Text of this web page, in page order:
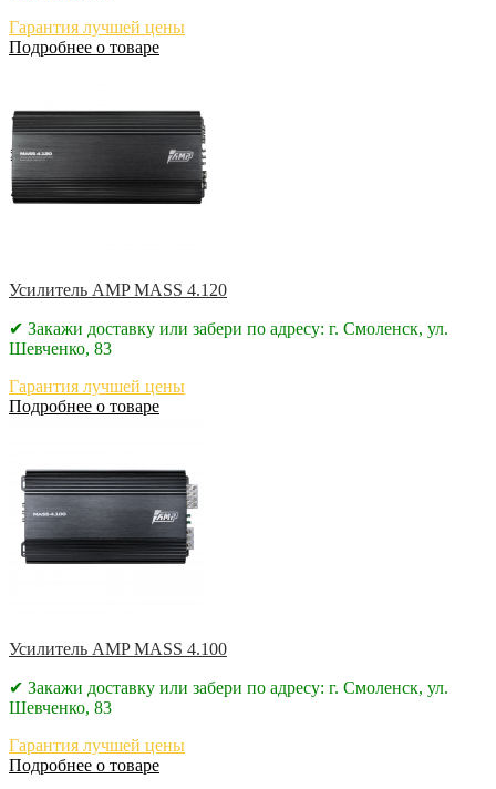
Гарантия лучшей цены
Подробнее о товаре
Усилитель AMP MASS 4.120
✔ Закажи доставку или забери по адресу: г. Смоленск, ул.
Шевченко, 83
Гарантия лучшей цены
Подробнее о товаре
Усилитель AMP MASS 4.100
✔ Закажи доставку или забери по адресу: г. Смоленск, ул.
Шевченко, 83
Гарантия лучшей цены
Подробнее о товаре